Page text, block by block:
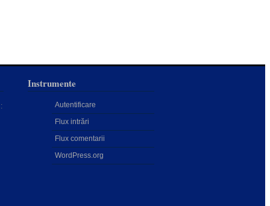
:
Instrumente
Autentificare
Flux intrări
Flux comentarii
WordPress.org